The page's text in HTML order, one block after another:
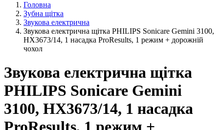
Головна
Зубна щітка
Звукова електрична
Звукова електрична щітка PHILIPS Sonicare Gemini 3100,
HX3673/14, 1 насадка ProResults, 1 режим + дорожній
чохол
Звукова електрична щітка
PHILIPS Sonicare Gemini
3100, HX3673/14, 1 насадка